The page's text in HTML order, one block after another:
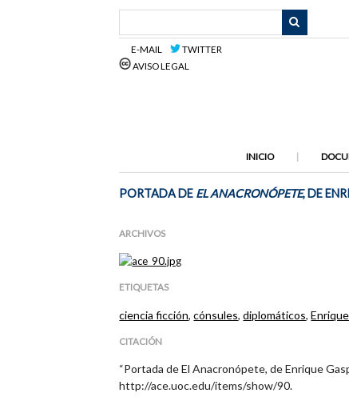
E-MAIL
TWITTER
AVISO LEGAL
INICIO
PORTADA DE EL ANACRONÓPETE, DE
ARCHIVOS
ETIQUETAS
ciencia ficción,cónsules,diplomáticos,
CITACIÓN
“Portada de El Anacronópete, de Enrique
http://ace.uoc.edu/items/show/90.